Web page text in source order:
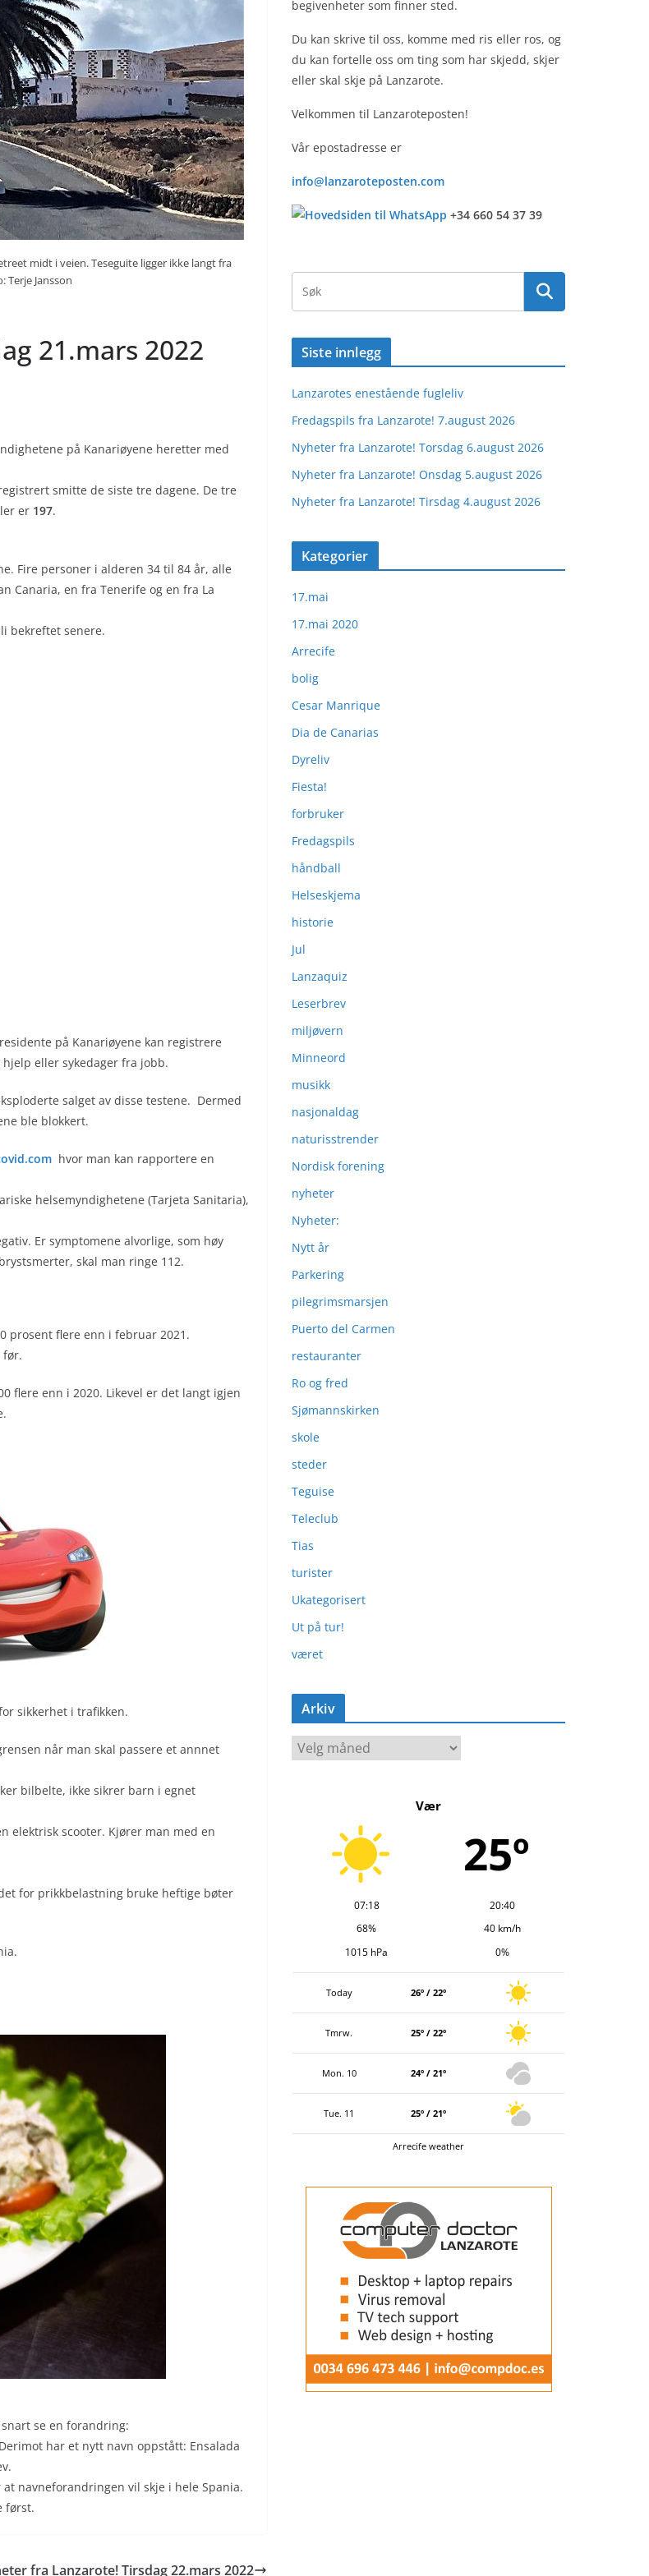
midt i veien. Teseguite ligger ikke langt fra
Terje Jansson
21.mars 2022
på Kanariøyene heretter med
smitte de siste tre dagene. De tre
er 197.
Fire personer i alderen 34 til 84 år, alle
Canaria, en fra Tenerife og en fra La
bekreftet senere.
på Kanariøyene kan registrere
eller sykedager fra jobb.
salget av disse testene. Dermed
ble blokkert.
hvor man kan rapportere en
helsemyndighetene (Tarjeta Sanitaria),
Er symptomene alvorlige, som høy
skal man ringe 112.
prosent flere enn i februar 2021.
før.
flere enn i 2020. Likevel er det langt igjen
sikkerhet i trafikken.
når man skal passere et annnet
bilbelte, ikke sikrer barn i egnet
elektrisk scooter. Kjører man med en
for prikkbelastning bruke heftige bøter
se en forandring:
har et nytt navn oppstått: Ensalada
navneforandringen vil skje i hele Spania.
først.
fra Lanzarote! Tirsdag 22.mars 2022
begivenheter som finner sted.
Du kan skrive til oss, komme med ris eller ros, og
du kan fortelle oss om ting som har skjedd, skjer
eller skal skje på Lanzarote.
Velkommen til Lanzaroteposten!
Vår epostadresse er
info@lanzaroteposten.com
+34 660 54 37 39
Siste innlegg
Lanzarotes enestående fugleliv
Fredagspils fra Lanzarote! 7.august 2026
Nyheter fra Lanzarote! Torsdag 6.august 2026
Nyheter fra Lanzarote! Onsdag 5.august 2026
Nyheter fra Lanzarote! Tirsdag 4.august 2026
Kategorier
17.mai
17.mai 2020
Arrecife
bolig
Cesar Manrique
Dia de Canarias
Dyreliv
Fiesta!
forbruker
Fredagspils
håndball
Helseskjema
historie
Jul
Lanzaquiz
Leserbrev
miljøvern
Minneord
musikk
nasjonaldag
naturisstrender
Nordisk forening
nyheter
Nyheter:
Nytt år
Parkering
pilegrimsmarsjen
Puerto del Carmen
restauranter
Ro og fred
Sjømannskirken
skole
steder
Teguise
Teleclub
Tias
turister
Ukategorisert
Ut på tur!
været
Arkiv
A
r
Vær
25º
07:18
20:40
68%
40 km/h
1015 hPa
0%
Today 26º / 22º
Tmrw. 25º / 22º
Mon. 10 24º / 21º
Tue. 11 25º / 21º
Arrecife weather